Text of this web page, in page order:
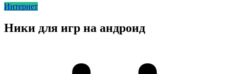
Интернет
Ники для игр на андроид